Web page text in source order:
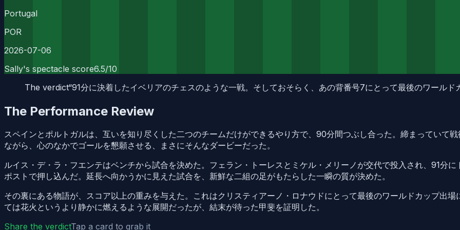
Portugal
POR
2026-07-06
Sally's spectacle score6.5/10
The verdict“91分に決着したイベリアのチェスのような一戦。そしておそらく、あの背番号7にとって最後のワールド
The Performance Review
スペインとポルトガルは、互いを知り尽くした二つのチームだけができるやり方で、90分間つぶし合った。締まっていて
ながら、心のなかでゴールを懇願させる、まさにそんなダービーだった。
ルイス・デ・ラ・フエンテはベンチから試合を決めた。フェラン・トーレスとミケル・メリーノが交代で投入され、91分
ポストで押し込んだ。延長へ向かうかに見えた試合を、新鮮な二組の足がもたらした一瞬の質が決めた。
その裏にある物語が、スコア以上の重みを与えた。これはクリスティアーノ・ロナウドにとって最後のワールドカップ出
ては花火というより静かに燃えるような展開だったが、結末が待った甲斐を証明した。
Share the verdictTap a card to grab it